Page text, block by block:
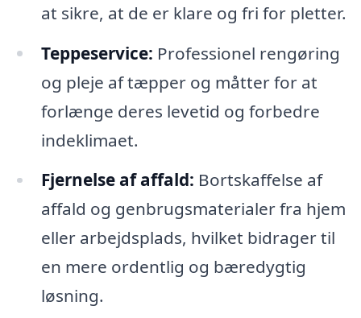
at sikre, at de er klare og fri for pletter.
Teppeservice: Professionel rengøring
og pleje af tæpper og måtter for at
forlænge deres levetid og forbedre
indeklimaet.
Fjernelse af affald: Bortskaffelse af
affald og genbrugsmaterialer fra hjem
eller arbejdsplads, hvilket bidrager til
en mere ordentlig og bæredygtig
løsning.